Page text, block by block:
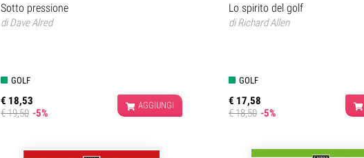
Sotto pressione
diDave Alred
GOLF
€ 18,53
€ 19,50 -5%
AGGIUNGI
Lo spirito del golf
diRichard Allen
GOLF
€ 17,58
€ 18,50 -5%